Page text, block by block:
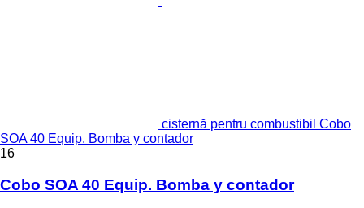
cisternă pentru combustibil Cobo
SOA 40 Equip. Bomba y contador
16
Cobo SOA 40 Equip. Bomba y contador